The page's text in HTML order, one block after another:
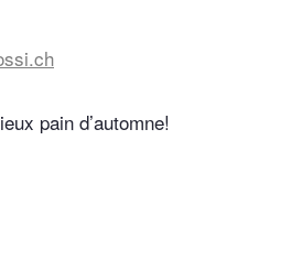
pain d’automne!